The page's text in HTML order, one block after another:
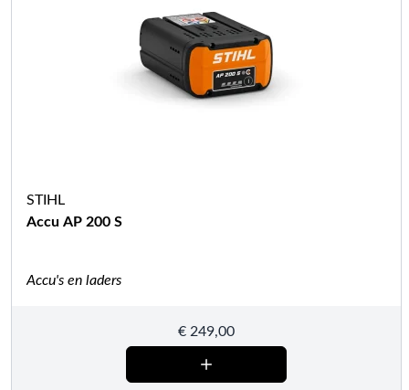
STIHL
Accu AP 200 S
Accu's en laders
€ 249,00